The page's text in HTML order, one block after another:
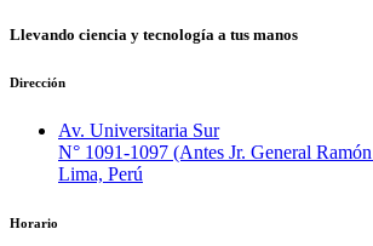
Llevando ciencia y tecnología a tus manos
Dirección
Av. Universitaria Sur
N° 1091-1097 (Antes Jr. General
Lima, Perú
Horario